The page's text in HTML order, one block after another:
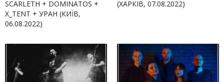
SCARLETH + DOMINATOS +
X_TENT + УРАН (КИЇВ,
06.08.2022)
(ХАРКІВ, 07.08.2022)